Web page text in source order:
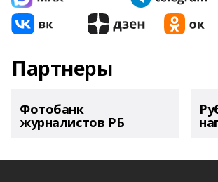
Партнеры
Фотобанк
журналистов РБ